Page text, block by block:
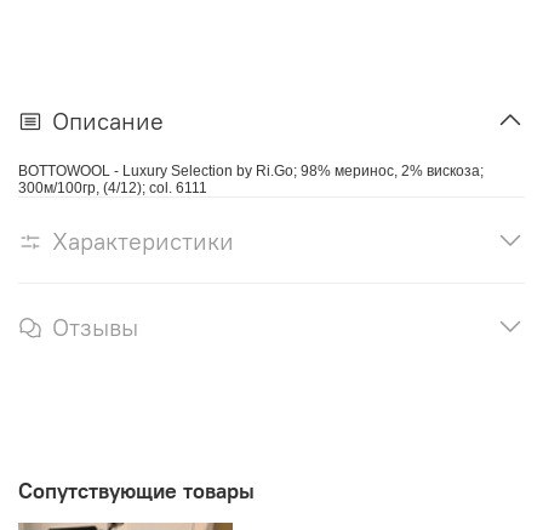
Описание
BOTTOWOOL - Luxury Selection by Ri.Go; 98% меринос, 2% вискоза;
300м/100гр, (4/12); col. 6111
Характеристики
Отзывы
Сопутствующие товары